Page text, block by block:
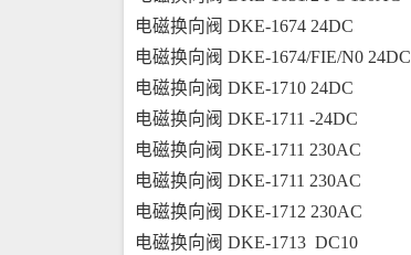
电磁换向阀 DKE-1674 24DC
电磁换向阀 DKE-1674/FIE/N0 24DC
电磁换向阀 DKE-1710 24DC
电磁换向阀 DKE-1711 -24DC
电磁换向阀 DKE-1711 230AC
电磁换向阀 DKE-1711 230AC
电磁换向阀 DKE-1712 230AC
电磁换向阀 DKE-1713  DC10